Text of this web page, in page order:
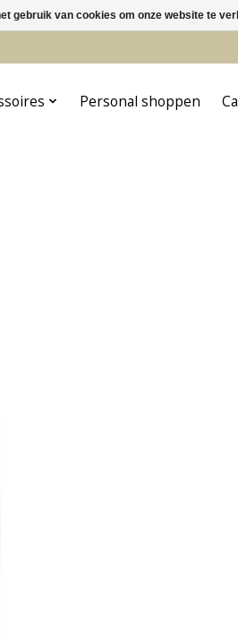
Personal shoppen
gebruik van cookies om onze website te